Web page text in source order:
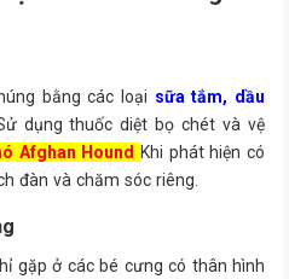
bằng các loại sữa tắm, dầu
Sử dụng thuốc diệt bọ chét và vệ
Afghan Hound
Khi phát hiện có
đàn và chăm sóc riêng.
gặp ở các bé cưng có thân hình